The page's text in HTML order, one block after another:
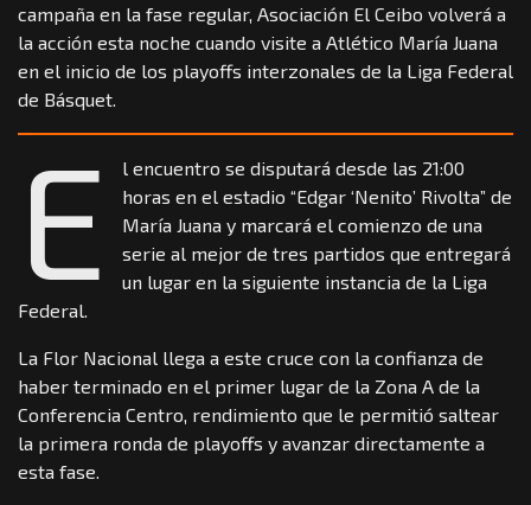
campaña en la fase regular, Asociación El Ceibo volverá a
la acción esta noche cuando visite a Atlético María Juana
en el inicio de los playoffs interzonales de la Liga Federal
de Básquet.
E
l encuentro se disputará desde las 21:00
horas en el estadio “Edgar ‘Nenito’ Rivolta” de
María Juana y marcará el comienzo de una
serie al mejor de tres partidos que entregará
un lugar en la siguiente instancia de la Liga
Federal.
La Flor Nacional llega a este cruce con la confianza de
haber terminado en el primer lugar de la Zona A de la
Conferencia Centro, rendimiento que le permitió saltear
la primera ronda de playoffs y avanzar directamente a
esta fase.